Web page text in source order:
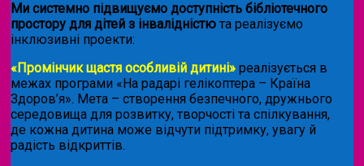
Ми системно підвищуємо доступність бібліотечного
простору для дітей з інвалідністю та реалізуємо
інклюзивні проекти:
«Промінчик щастя особливій дитині» реалізується в
межах програми «На радарі гелікоптера – Країна
Здоров’я». Мета – створення безпечного, дружнього
середовища для розвитку, творчості та спілкування,
де кожна дитина може відчути підтримку, увагу й
радість відкриттів.